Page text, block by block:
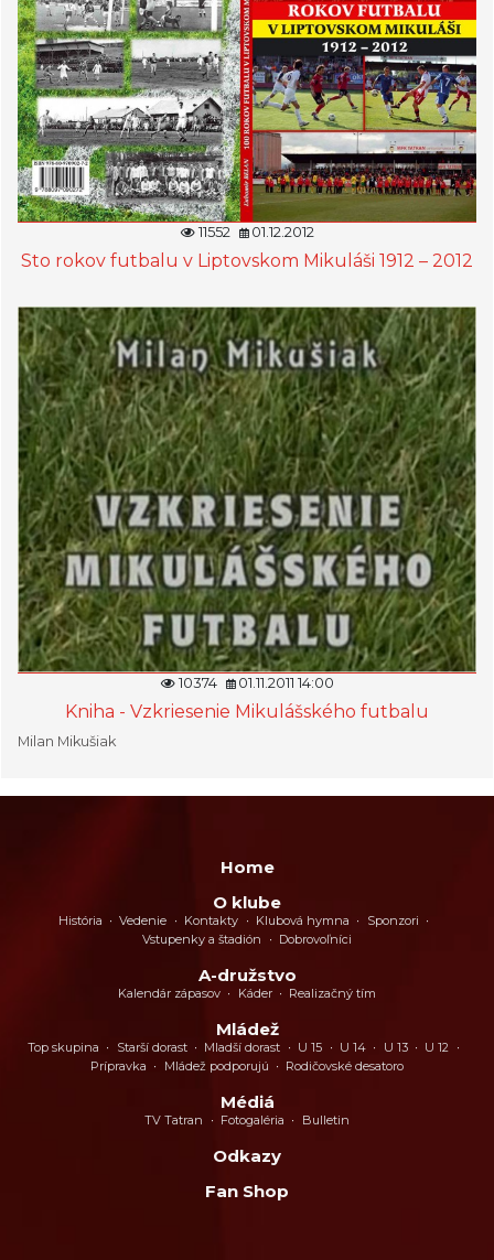
11552 01.12.2012
Sto rokov futbalu v Liptovskom Mikuláši 1912 – 2012
10374 01.11.2011 14:00
Kniha - Vzkriesenie Mikulášského futbalu
Milan Mikušiak
Home
O klube
História Vedenie Kontakty Klubová hymna
Sponzori
Vstupenky a štadión
Dobrovoľníci
A-družstvo
Kalendár zápasov Káder Realizačný tím
Mládež
Top skupina Starší dorast Mladší dorast U 15 U 14 U 13
U 12
Prípravka
Mládež podporujú Rodičovské desatoro
Médiá
TV Tatran Fotogaléria Bulletin
Odkazy
Fan Shop